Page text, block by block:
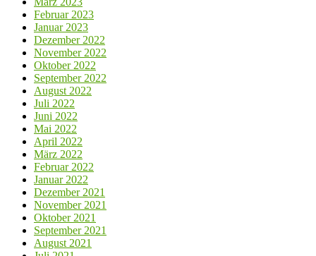
Februar 2023
Januar 2023
Dezember 2022
November 2022
Oktober 2022
September 2022
August 2022
Juli 2022
Juni 2022
Mai 2022
April 2022
März 2022
Februar 2022
Januar 2022
Dezember 2021
November 2021
Oktober 2021
September 2021
August 2021